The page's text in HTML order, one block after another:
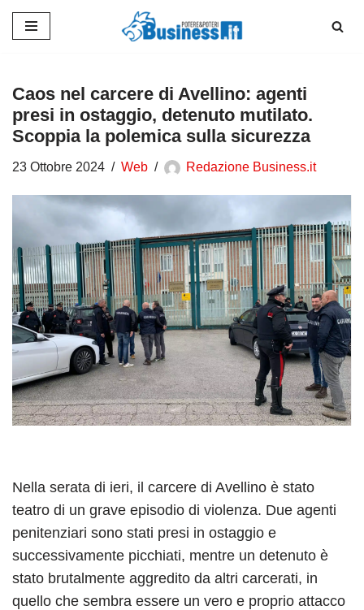
contenuto
Caos nel carcere di Avellino: agenti
presi in ostaggio, detenuto mutilato.
Scoppia la polemica sulla sicurezza
23 Ottobre 2024 Web Redazione Business.it
Nella serata di ieri, il carcere di Avellino è stato
teatro di un grave episodio di violenza. Due agenti
penitenziari sono stati presi in ostaggio e
successivamente picchiati, mentre un detenuto è
stato brutalmente aggredito da altri carcerati, in
quello che sembra essere un vero e proprio attacco